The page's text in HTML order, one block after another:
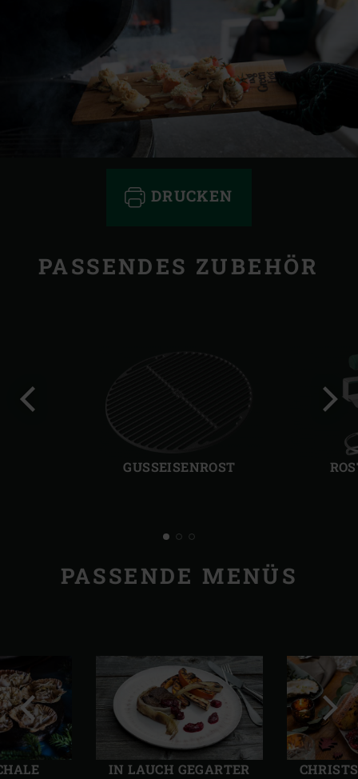
DRUCKEN
PASSENDES ZUBEHÖR
GUSSEISENROST
Folie
PASSENDE MENÜS
IN LAUCH GEGARTER
Vorherige
Folie
Folie